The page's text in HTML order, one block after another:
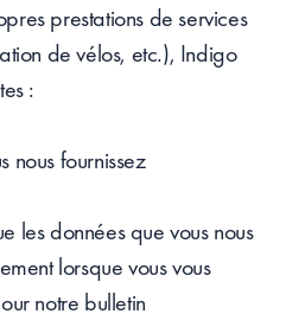
prestations de services
de vélos, etc.), Indigo
:
nous fournissez
les données que vous nous
lorsque vous vous
notre bulletin